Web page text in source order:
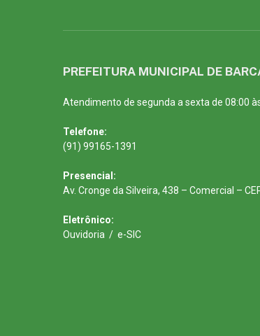
PREFEITURA MUNICIPAL DE
Atendimento de segunda a sexta de 08:00
Telefone:
(91) 99165-1391
Presencial:
Av. Cronge da Silveira, 438 – Comercial –
Eletrônico:
Ouvidoria / e-SIC